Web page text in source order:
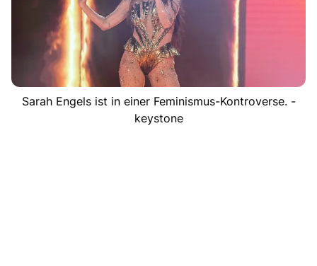
Sarah Engels ist in einer Feminismus-Kontroverse. -
keystone